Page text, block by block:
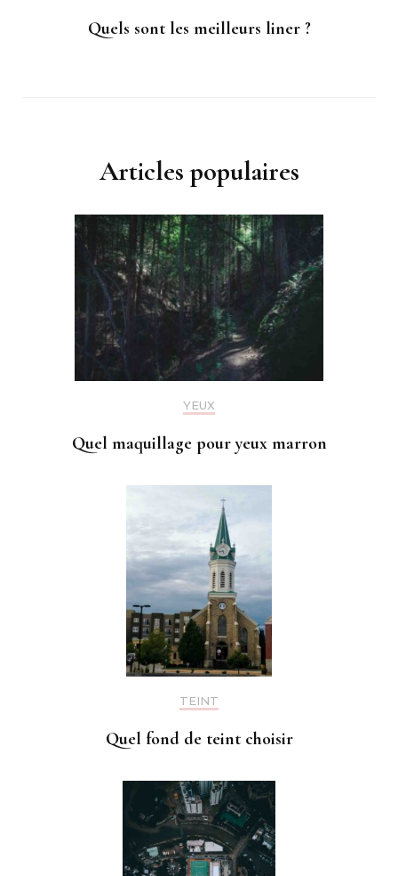
Quels sont les meilleurs liner ?
Articles populaires
YEUX
Quel maquillage pour yeux marron
TEINT
Quel fond de teint choisir